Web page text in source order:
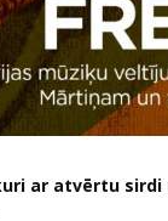
ar atvērtu